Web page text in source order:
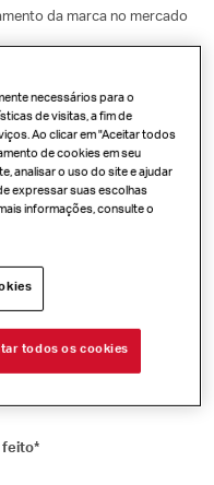
da marca no mercado
até o lançamento do
e a comparação com
juntos, incluindo a
tempestades e
daArno, marca do
“Potência”, em versões
o início de 2020 da
portfólio
mais de 60 anos em
pela Publicis Brasil;
A9 Audio.
necessários para o
de visitas, a fim de
Ao clicar em "Aceitar todos
de cookies em seu
analisar o uso do site e ajudar
expressar suas escolhas
informações, consulte o
todos os cookies